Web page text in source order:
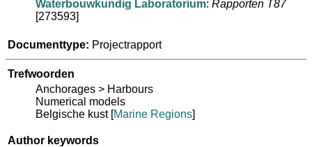
Waterbouwkundig Laboratorium: Rapporten T87
[273593]
Documenttype: Projectrapport
Trefwoorden
Anchorages > Harbours
Numerical models
Belgische kust [Marine Regions]
Author keywords